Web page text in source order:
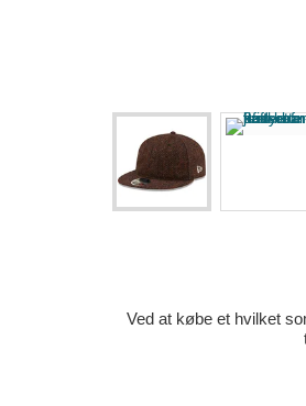
Ved at købe et hvilket